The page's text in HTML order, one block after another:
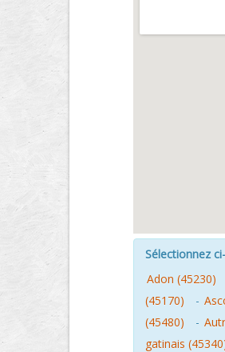
Sélectionnez
Adon (45230)
(45170)
-
(45480)
-
gatinais